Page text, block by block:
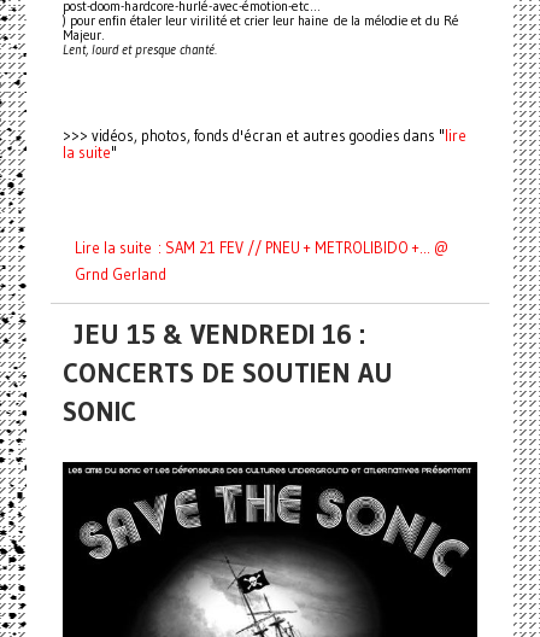
post-doom-hardcore-hurlé-avec-émotion-etc...
) pour enfin étaler leur virilité et crier leur haine de la mélodie et du Ré
Majeur.
Lent, lourd et presque chanté.
>>> vidéos, photos, fonds d'écran et autres goodies dans "lire
la suite"
Lire la suite : SAM 21 FEV // PNEU + METROLIBIDO +... @
Grnd Gerland
JEU 15 & VENDREDI 16 :
CONCERTS DE SOUTIEN AU
SONIC